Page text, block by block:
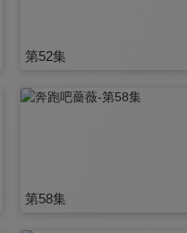
第52集
第58集